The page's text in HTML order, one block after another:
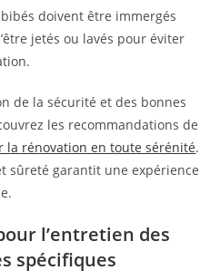
doivent être immergés
jetés ou lavés pour éviter
de la sécurité et des bonnes
les recommandations de
la rénovation en toute sérénité.
sûreté garantit une expérience
l’entretien des
spécifiques